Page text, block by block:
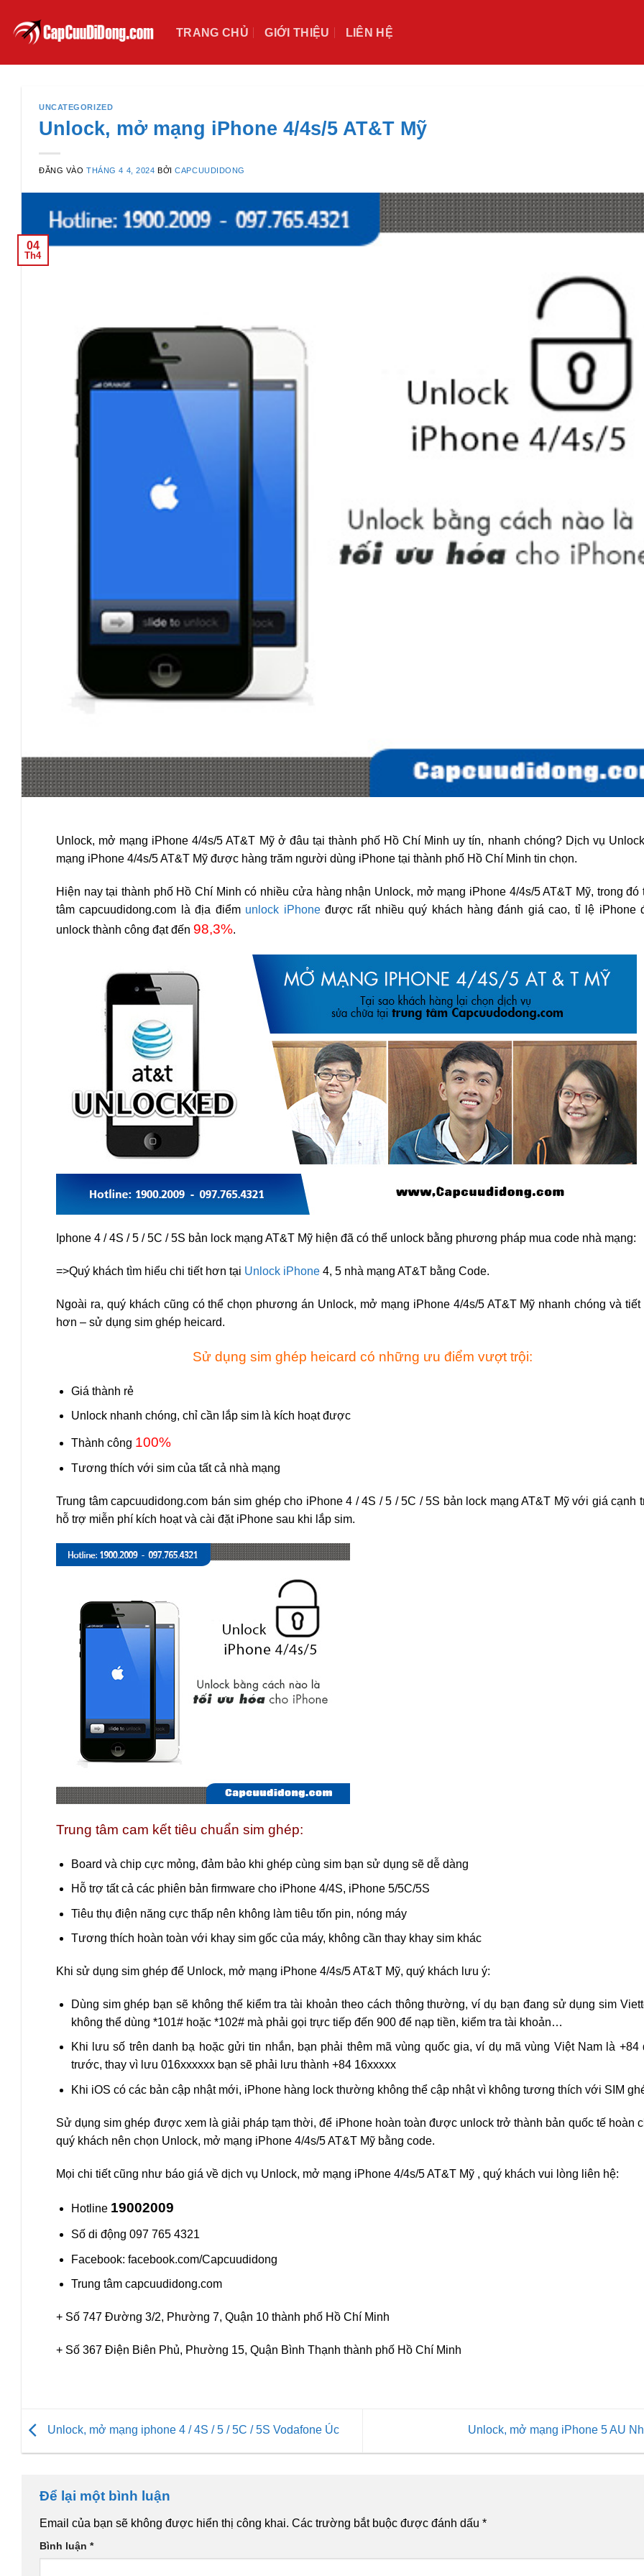
qua
dung
TRANG CHỦ GIỚI THIỆU LIÊN HỆ
UNCATEGORIZED
Unlock, mở mạng iPhone 4/4s/5 AT&T Mỹ
ĐĂNG VÀOTHÁNG 4 4, 2024 BỞICAPCUUDIDONG
04
Th4
Unlock, mở mạng iPhone 4/4s/5 AT&T Mỹ ở đâu tại thành phố Hồ Chí Minh uy tín, nhanh chóng? Dịch vụ
mạng iPhone 4/4s/5 AT&T Mỹ được hàng trăm người dùng iPhone tại thành phố Hồ Chí Minh tin chọn.
Hiện nay tại thành phố Hồ Chí Minh có nhiều cửa hàng nhận Unlock, mở mạng iPhone 4/4s/5 AT&T Mỹ, trong đó
tâm capcuudidong.com là địa điểm unlock iPhoneđược rất nhiều quý khách hàng đánh giá cao, tỉ lệ iPhone
unlock thành công đạt đến 98,3%.
Iphone 4 / 4S / 5 / 5C / 5S bản lock mạng AT&T Mỹ hiện đã có thể unlock bằng phương pháp mua code nhà mạng:
=>Quý khách tìm hiểu chi tiết hơn tại Unlock iPhone 4, 5 nhà mạng AT&T bằng Code.
Ngoài ra, quý khách cũng có thể chọn phương án Unlock, mở mạng iPhone 4/4s/5 AT&T Mỹ nhanh chóng và tiết
hơn – sử dụng sim ghép heicard.
Sử dụng sim ghép heicard có những ưu điểm vượt trội:
Giá thành rẻ
Unlock nhanh chóng, chỉ cần lắp sim là kích hoạt được
Thành công 100%
Tương thích với sim của tất cả nhà mạng
Trung tâm capcuudidong.com bán sim ghép cho iPhone 4 / 4S / 5 / 5C / 5S bản lock mạng AT&T Mỹ với giá cạnh
hỗ trợ miễn phí kích hoạt và cài đặt iPhone sau khi lắp sim.
Trung tâm cam kết tiêu chuẩn sim ghép:
Board và chip cực mỏng, đảm bảo khi ghép cùng sim bạn sử dụng sẽ dễ dàng
Hỗ trợ tất cả các phiên bản firmware cho iPhone 4/4S, iPhone 5/5C/5S
Tiêu thụ điện năng cực thấp nên không làm tiêu tốn pin, nóng máy
Tương thích hoàn toàn với khay sim gốc của máy, không cần thay khay sim khác
Khi sử dụng sim ghép để Unlock, mở mạng iPhone 4/4s/5 AT&T Mỹ, quý khách lưu ý:
Dùng sim ghép bạn sẽ không thế kiểm tra tài khoản theo cách thông thường, ví dụ bạn đang sử dụng sim
không thể dùng *101# hoặc *102# mà phải gọi trực tiếp đến 900 để nạp tiền, kiểm tra tài khoản…
Khi lưu số trên danh bạ hoặc gửi tin nhắn, bạn phải thêm mã vùng quốc gia, ví dụ mã vùng Việt Nam là +84
trước, thay vì lưu 016xxxxxx bạn sẽ phải lưu thành +84 16xxxxx
Khi iOS có các bản cập nhật mới, iPhone hàng lock thường không thể cập nhật vì không tương thích với SIM
Sử dụng sim ghép được xem là giải pháp tạm thời, để iPhone hoàn toàn được unlock trở thành bản quốc tế hoàn
quý khách nên chọn Unlock, mở mạng iPhone 4/4s/5 AT&T Mỹ bằng code.
Mọi chi tiết cũng như báo giá về dịch vụ Unlock, mở mạng iPhone 4/4s/5 AT&T Mỹ , quý khách vui lòng liên hệ:
Hotline 19002009
Số di động 097 765 4321
Facebook: facebook.com/Capcuudidong
Trung tâm capcuudidong.com
+ Số 747 Đường 3/2, Phường 7, Quận 10 thành phố Hồ Chí Minh
+ Số 367 Điện Biên Phủ, Phường 15, Quận Bình Thạnh thành phố Hồ Chí Minh
Unlock, mở mạng iphone 4 / 4S / 5 / 5C / 5S Vodafone Úc Unlock, mở mạng iPhone 5 AU
Để lại một bình luận
Email của bạn sẽ không được hiển thị công khai. Các trường bắt buộc được đánh dấu *
Bình luận *